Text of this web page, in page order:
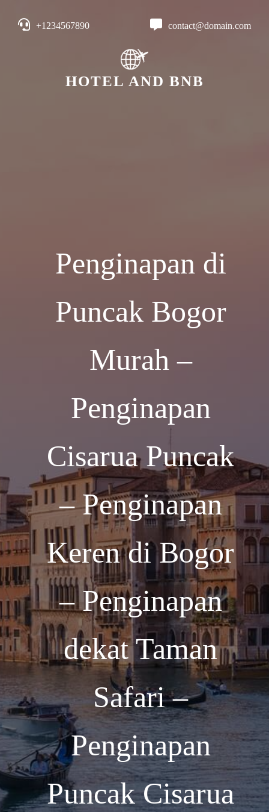
+1234567890 contact@domain.com
HOTEL AND BNB
Penginapan di
Puncak Bogor
Murah –
Penginapan
Cisarua Puncak
– Penginapan
Keren di Bogor
– Penginapan
dekat Taman
Safari –
Penginapan
Puncak Cisarua